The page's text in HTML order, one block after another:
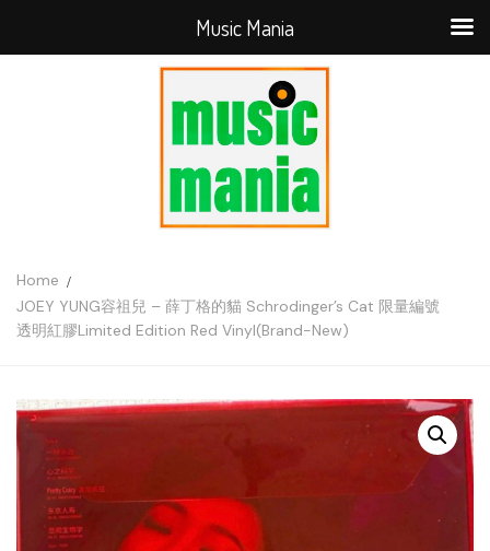
Home
JOEY YUNG容祖兒 – 薛丁格的貓 Schrodinger’s Cat 限量編號
透明紅膠Limited Edition Red Vinyl(Brand-New)
Music Mania